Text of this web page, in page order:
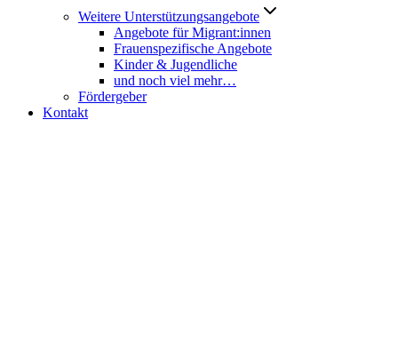
Weitere Unterstützungsangebote
Angebote für Migrant:innen
Frauenspezifische Angebote
Kinder & Jugendliche
und noch viel mehr…
Fördergeber
Kontakt